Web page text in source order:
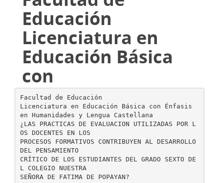
Educación
Licenciatura en
Educación Básica
con
Facultad de Educación
Licenciatura en Educación Básica con Énfasis
en Humanidades y Lengua Castellana
¿LAS PRACTICAS DE EVALUACION UTILIZADAS POR L
OS DOCENTES EN LOS
PROCESOS FORMATIVOS CONTRIBUYEN AL DESARROLLO
DEL PENSAMIENTO
CRÍTICO DE LOS ESTUDIANTES DEL GRADO SEXTO DE
L COLEGIO NUESTRA
SEÑORA DE FATIMA DE POPAYAN?